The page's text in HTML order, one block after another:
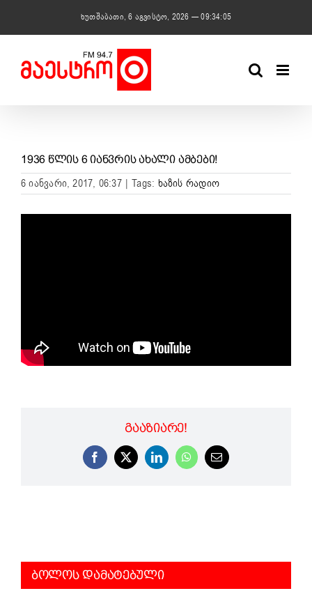
content
ხუთშაბათი, 6 აგვისტო, 2026 — 09:34:05
1936 ᲬᲚᲘᲡ 6 ᲘᲐᲜᲕᲠᲘᲡ ᲐᲮᲐᲚᲘ ᲐᲛᲑᲔᲑᲘ!
6 იანვარი, 2017, 06:37 | Tags: ხაზის რადიო
ᲒᲐᲐᲖᲘᲐᲠᲔ!
Facebook
X LinkedInWhatsApp
Email
ᲑᲝᲚᲝᲡ ᲓᲐᲛᲐᲢᲔᲑᲣᲚᲘ